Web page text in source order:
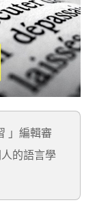
」編輯審
的語言學